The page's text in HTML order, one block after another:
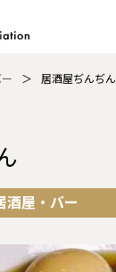
居酒屋ぢんぢん
酒屋・バー